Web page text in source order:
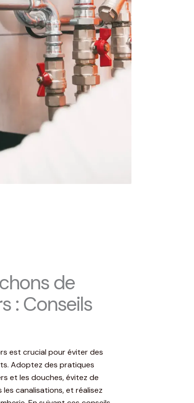
de
: Conseils
est crucial pour éviter des
Adoptez des pratiques
et les douches, évitez de
canalisations, et réalisez